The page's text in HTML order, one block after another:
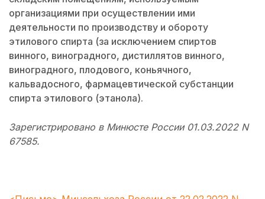
организациями при осуществлении ими
деятельности по производству и обороту
этилового спирта (за исключением спиртов
винного, виноградного, дистиллятов винного,
виноградного, плодового, коньячного,
кальвадосного, фармацевтической субстанции
спирта этилового (этанола).
Зарегистрировано в Минюсте России 01.03.2022 N
67585.